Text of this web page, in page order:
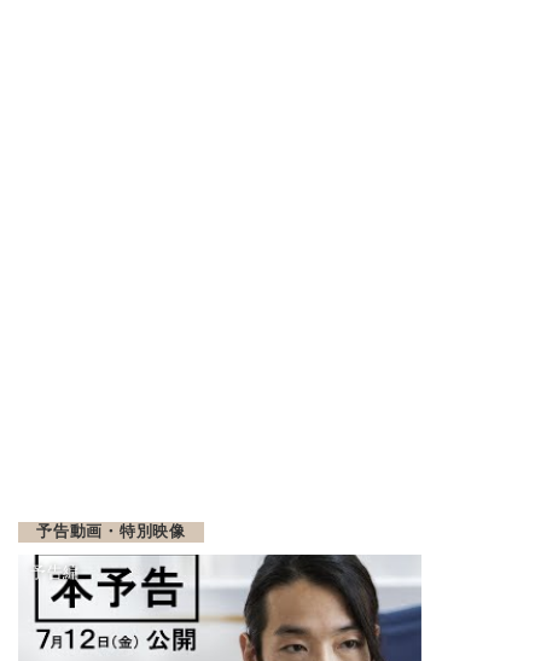
予告動画・特別映像
予告編